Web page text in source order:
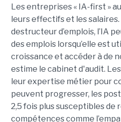
Les entreprises « IA-first »
leurs effectifs et les salaires.
destructeur d’emplois, l’IA
des emplois lorsqu’elle est
croissance et accéder à de
estime le cabinet d'audit.
leur expertise métier pour
peuvent progresser, les
2,5 fois plus susceptibles de
compétences comme